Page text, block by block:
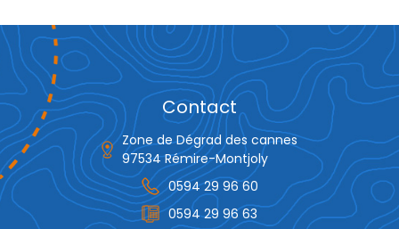
Contact
Zone de Dégrad des cannes
97534 Rémire-Montjoly
0594 29 96 60
0594 29 96 63